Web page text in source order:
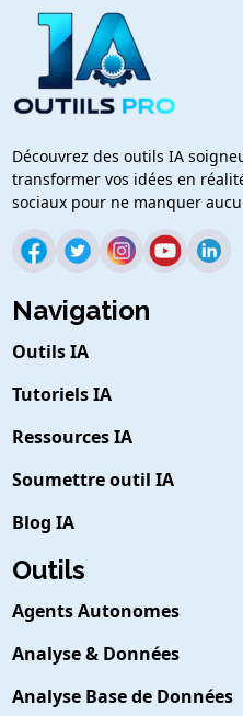
Découvrez des outils IA
transformer vos idées en
sociaux pour ne manquer
Navigation
Outils IA
Tutoriels IA
Ressources IA
Soumettre outil IA
Blog IA
Outils
Agents Autonomes
Analyse & Données
Analyse Base de Données